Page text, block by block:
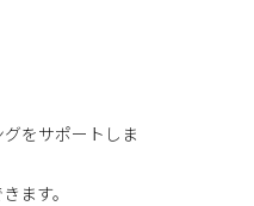
をサポートしま
ます。